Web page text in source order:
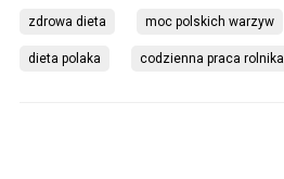
zdrowa dieta moc polskich warzyw
dieta polaka codzienna praca rolnika